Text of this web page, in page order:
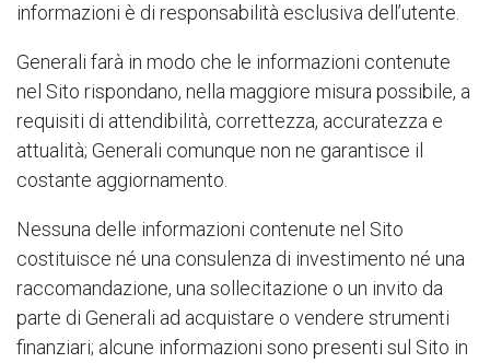
informazioni è di responsabilità esclusiva dell’utente.
Generali farà in modo che le informazioni contenute
nel Sito rispondano, nella maggiore misura possibile, a
requisiti di attendibilità, correttezza, accuratezza e
attualità; Generali comunque non ne garantisce il
costante aggiornamento.
Nessuna delle informazioni contenute nel Sito
costituisce né una consulenza di investimento né una
raccomandazione, una sollecitazione o un invito da
parte di Generali ad acquistare o vendere strumenti
finanziari; alcune informazioni sono presenti sul Sito in